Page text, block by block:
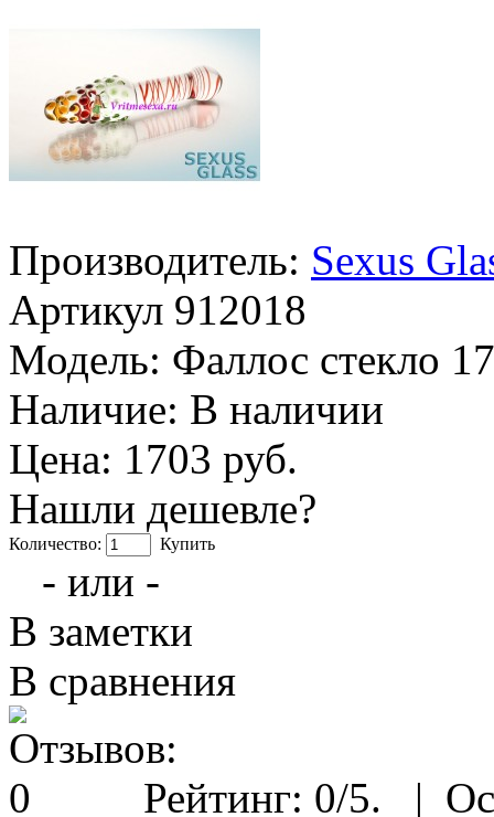
Производитель: Sexus
Артикул 912018
Модель: Фаллос стекло
Наличие: В наличии
Цена: 1703 руб.
Нашли дешевле?
Количество: Купить
- или -
В заметки
В сравнения
Рейтинг: 0/5. |